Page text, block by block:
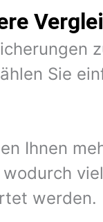
Sie
Ihnen
werden.